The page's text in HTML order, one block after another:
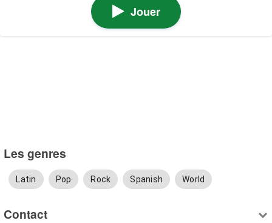
Jouer
Les genres
Latin Pop Rock Spanish World
Contact